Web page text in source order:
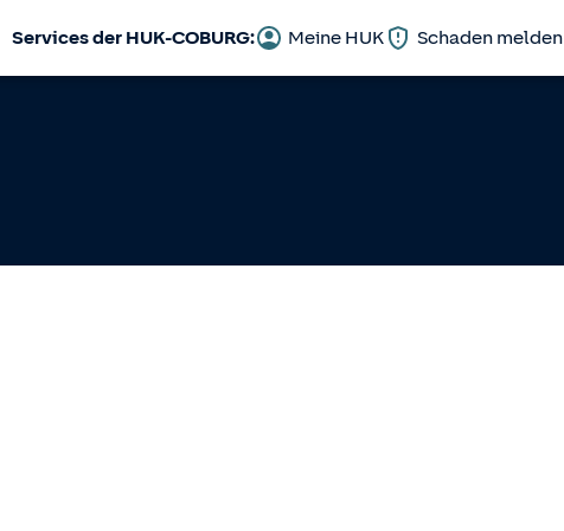
Services der HUK-COBURG: Meine HUK Schaden melden